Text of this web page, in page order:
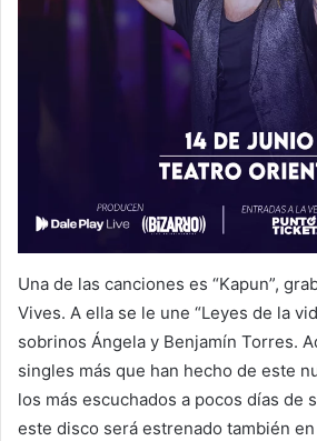
Una de las canciones es “Kapun”,
Vives. A ella se le une “Leyes de la
sobrinos Ángela y Benjamín Torres.
singles más que han hecho de este
los más escuchados a pocos días de
este disco será estrenado también